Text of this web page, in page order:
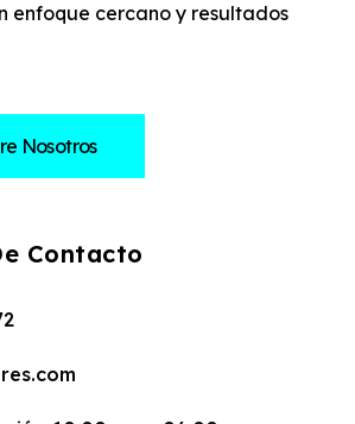
enfoque cercano y resultados
Nosotros
Contacto